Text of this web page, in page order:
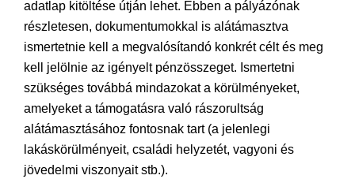
adatlap kitöltése útján lehet. Ebben a pályázónak
részletesen, dokumentumokkal is alátámasztva
ismertetnie kell a megvalósítandó konkrét célt és meg
kell jelölnie az igényelt pénzösszeget. Ismertetni
szükséges továbbá mindazokat a körülményeket,
amelyeket a támogatásra való rászorultság
alátámasztásához fontosnak tart (a jelenlegi
lakáskörülményeit, családi helyzetét, vagyoni és
jövedelmi viszonyait stb.).